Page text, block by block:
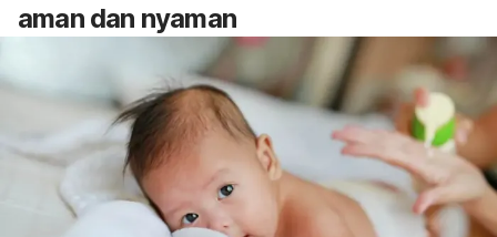
aman dan nyaman